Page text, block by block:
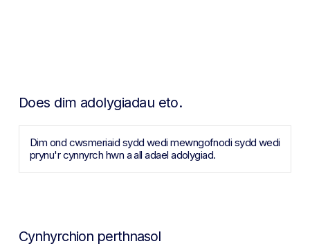
Does dim adolygiadau eto.
Dim ond cwsmeriaid sydd wedi mewngofnodi sydd wedi
prynu'r cynnyrch hwn a all adael adolygiad.
Cynhyrchion perthnasol